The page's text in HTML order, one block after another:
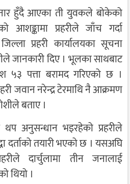
हुँदै आएका ती युवकले बोकेको
आशङ्कामा प्रहरीले जाँच गर्दा
प्रहरी कार्यालयका सूचना
जानकारी दिए । भूलका साथबाट
५३ पत्ता बरामद गरिएको छ ।
जवान नरेन्द्र टेरमाथि नै आक्रमण
बताए ।
थप अनुसन्धान भइरहेको प्रहरीले
दर्ताको तयारी भएको छ । यसअघि
दार्चुलामा तीन जनालाई
थियो ।